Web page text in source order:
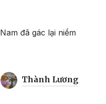
đã gác lại niềm
Thành Lương